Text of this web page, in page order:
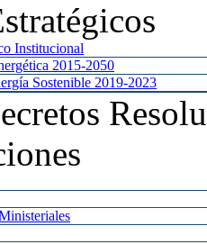
Institucional
2015-2050
Sostenible 2019-2023